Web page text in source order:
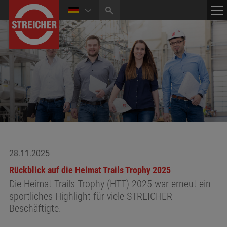
HOME KONTAKT
MEDIATHEK
28.11.2025
Rückblick auf die Heimat Trails Trophy 2025
Die Heimat Trails Trophy (HTT) 2025 war erneut ein
sportliches Highlight für viele STREICHER
Beschäftigte.